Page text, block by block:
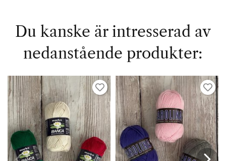
Du kanske är intresserad av
nedanstående produkter: